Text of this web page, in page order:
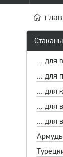
Стаканы
... для
... для
... для
... для
... для